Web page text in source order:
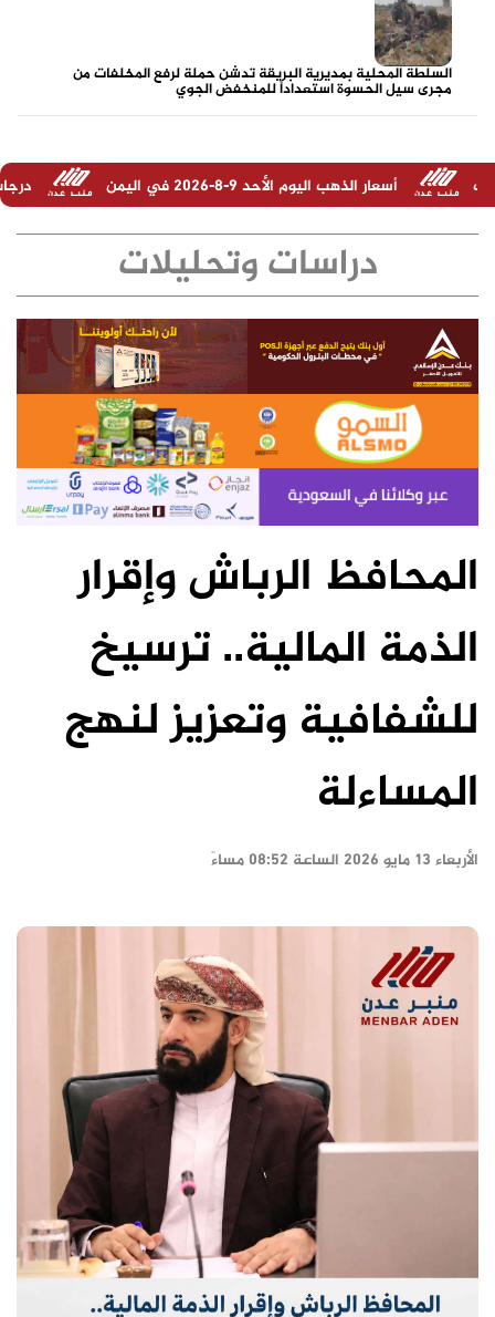
السلطة المحلية بمديرية البريقة تدشن حملة لرفع المخلفات من
مجرى سيل الحسوة استعداداً للمنخفض الجوي
الأحد 9-8-2026 في اليمن درجات الحرارة المتوقعة اليوم الأحد 9 اغسطس
دراسات وتحليلات
المحافظ الرباش وإقرار
الذمة المالية.. ترسيخ
للشفافية وتعزيز لنهج
المساءلة
الأربعاء ١٣ مايو ٢٠٢٦ الساعة ٠٨:٥٢ مساءً